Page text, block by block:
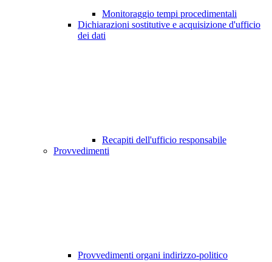
Monitoraggio tempi procedimentali
Dichiarazioni sostitutive e acquisizione d'ufficio
dei dati
Recapiti dell'ufficio responsabile
Provvedimenti
Provvedimenti organi indirizzo-politico